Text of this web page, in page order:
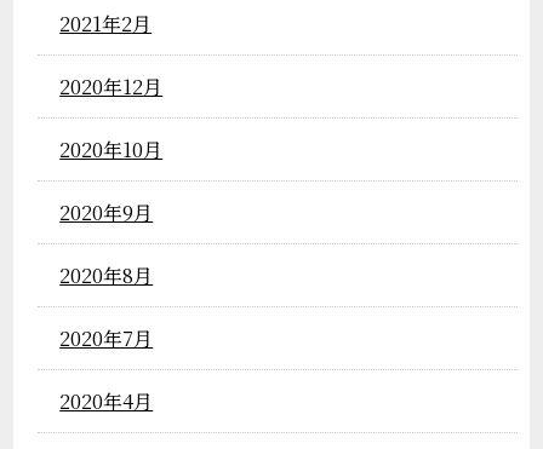
2021年2月
2020年12月
2020年10月
2020年9月
2020年8月
2020年7月
2020年4月